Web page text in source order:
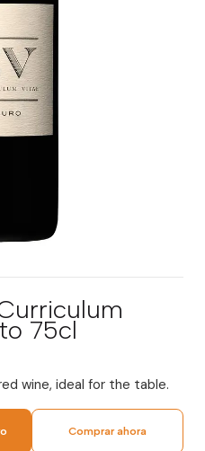
75cl
wine, ideal for the table.
Comprar ahora